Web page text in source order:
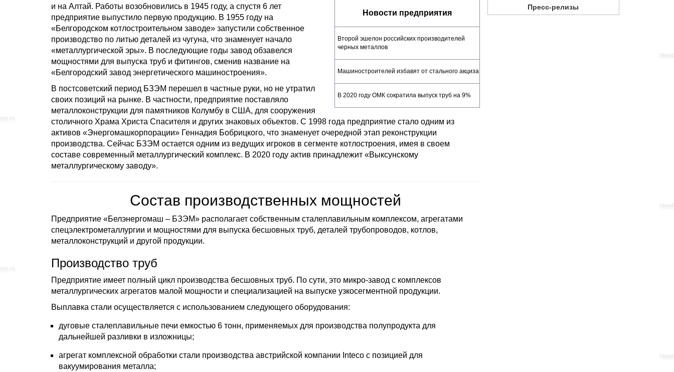
Новости предприятия
Второй эшелон российских производителей
черных металлов
Машиностроителей избавят от стального акциза
В 2020 году ОМК сократила выпуск труб на 9%
и на Алтай. Работы возобновились в 1945 году, а спустя 6 лет
предприятие выпустило первую продукцию. В 1955 году на
«Белгородском котлостроительном заводе» запустили собственное
производство по литью деталей из чугуна, что знаменует начало
«металлургической эры». В последующие годы завод обзавелся
мощностями для выпуска труб и фитингов, сменив название на
«Белгородский завод энергетического машиностроения».
В постсоветский период БЗЭМ перешел в частные руки, но не утратил
своих позиций на рынке. В частности, предприятие поставляло
металлоконструкции для памятников Колумбу в США, для сооружения
столичного Храма Христа Спасителя и других знаковых объектов. С 1998 года предприятие стало одним из
активов «Энергомашкорпорации» Геннадия Бобрицкого, что знаменует очередной этап реконструкции
производства. Сейчас БЗЭМ остается одним из ведущих игроков в сегменте котлостроения, имея в своем
составе современный металлургический комплекс. В 2020 году актив принадлежит «Выксунскому
металлургическому заводу».
Состав производственных мощностей
Предприятие «Белэнергомаш – БЗЭМ» располагает собственным сталеплавильным комплексом, агрегатами
спецэлектрометаллургии и мощностями для выпуска бесшовных труб, деталей трубопроводов, котлов,
металлоконструкций и другой продукции.
Производство труб
Предприятие имеет полный цикл производства бесшовных труб. По сути, это микро-завод с комплексов
металлургических агрегатов малой мощности и специализацией на выпуске узкосегментной продукции.
Выплавка стали осуществляется с использованием следующего оборудования:
дуговые сталеплавильные печи емкостью 6 тонн, применяемых для производства полупродукта для
дальнейшей разливки в изложницы;
агрегат комплексной обработки стали производства австрийской компании Inteco с позицией для
вакуумирования металла;
Пресс-релизы